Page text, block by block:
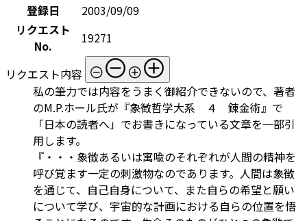
登録日
2003/09/09
リクエスト
No.
19271
リクエスト内容
私の筆力では内容をうまく御紹介できないので、著者
のM.P.ホール氏が『象徴哲学大系 ４ 錬金術』で
「日本の読者へ」でお書きになっている文章を一部引
用します。
『・・・象徴あるいは寓喩のそれぞれが人間の精神を
呼び覚ます一定の刺激物なのであります。人間は象徴
を通じて、自己自身について、また自らの希望と願い
について学び、宇宙的な計画における自らの位置を悟